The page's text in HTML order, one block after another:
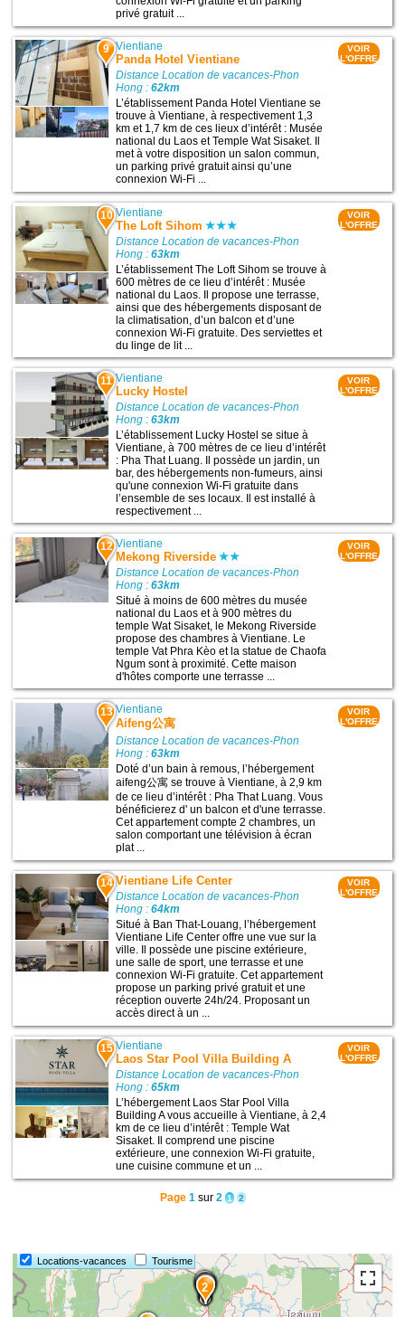
privé gratuit ...
9 Vientiane
Panda Hotel Vientiane
Distance Location de vacances-Phon
Hong :62km
L’établissement Panda Hotel Vientiane se
trouve à Vientiane, à respectivement 1,3
km et 1,7 km de ces lieux d’intérêt : Musée
national du Laos et Temple Wat Sisaket. Il
met à votre disposition un salon commun,
un parking privé gratuit ainsi qu’une
connexion Wi-Fi ...
VOIR
L'OFFRE
10 Vientiane
The Loft Sihom
Distance Location de vacances-Phon
Hong :63km
L’établissement The Loft Sihom se trouve à
600 mètres de ce lieu d’intérêt : Musée
national du Laos. Il propose une terrasse,
ainsi que des hébergements disposant de
la climatisation, d’un balcon et d’une
connexion Wi-Fi gratuite. Des serviettes et
du linge de lit ...
VOIR
L'OFFRE
11 Vientiane
Lucky Hostel
Distance Location de vacances-Phon
Hong :63km
L’établissement Lucky Hostel se situe à
Vientiane, à 700 mètres de ce lieu d’intérêt
: Pha That Luang. Il possède un jardin, un
bar, des hébergements non-fumeurs, ainsi
qu'une connexion Wi-Fi gratuite dans
l’ensemble de ses locaux. Il est installé à
respectivement ...
VOIR
L'OFFRE
12 Vientiane
Mekong Riverside
Distance Location de vacances-Phon
Hong :63km
Situé à moins de 600 mètres du musée
national du Laos et à 900 mètres du
temple Wat Sisaket, le Mekong Riverside
propose des chambres à Vientiane. Le
temple Vat Phra Kèo et la statue de Chaofa
Ngum sont à proximité. Cette maison
d'hôtes comporte une terrasse ...
VOIR
L'OFFRE
13 Vientiane
Aifeng公寓
Distance Location de vacances-Phon
Hong :63km
Doté d’un bain à remous, l’hébergement
aifeng公寓 se trouve à Vientiane, à 2,9 km
de ce lieu d’intérêt : Pha That Luang. Vous
bénéficierez d' un balcon et d'une terrasse.
Cet appartement compte 2 chambres, un
salon comportant une télévision à écran
plat ...
VOIR
L'OFFRE
14 Vientiane Life Center
Distance Location de vacances-Phon
Hong :64km
Situé à Ban That-Louang, l’hébergement
Vientiane Life Center offre une vue sur la
ville. Il possède une piscine extérieure,
une salle de sport, une terrasse et une
connexion Wi-Fi gratuite. Cet appartement
propose un parking privé gratuit et une
réception ouverte 24h/24. Proposant un
accès direct à un ...
VOIR
L'OFFRE
15 Vientiane
Laos Star Pool Villa Building A
Distance Location de vacances-Phon
Hong :65km
L’hébergement Laos Star Pool Villa
Building A vous accueille à Vientiane, à 2,4
km de ce lieu d’intérêt : Temple Wat
Sisaket. Il comprend une piscine
extérieure, une connexion Wi-Fi gratuite,
une cuisine commune et un ...
VOIR
L'OFFRE
Page 1sur 2 1 2
Locations-vacances Tourisme
6
5
4
3
2